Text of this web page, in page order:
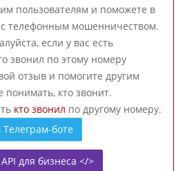
пользователям и поможете в
телефонным мошенничеством.
если у вас есть
звонил по этому номеру
отзыв и помогите другим
понимать, кто звонит.
кто звонил по другому номеру.
боте
API для бизнеса </>